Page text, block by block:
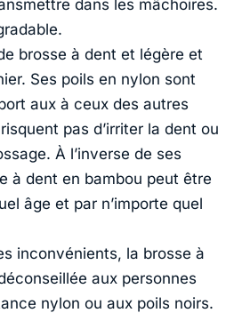
dans les mâchoires.
brosse à dent et légère et
Ses poils en nylon sont
aux à ceux des autres
pas d’irriter la dent ou
À l’inverse de ses
à dent en bambou peut être
âge et par n’importe quel
inconvénients, la brosse à
aux personnes
nylon ou aux poils noirs.